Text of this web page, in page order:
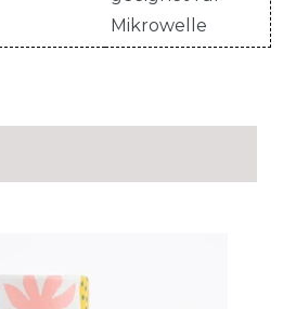
Mikrowelle